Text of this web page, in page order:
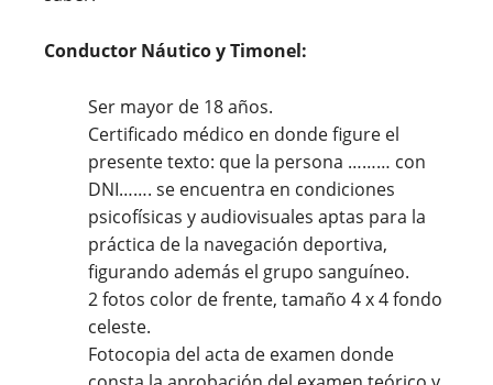
Conductor Náutico y Timonel:
Ser mayor de 18 años.
Certificado médico en donde figure el
presente texto: que la persona ……… con
DNI……. se encuentra en condiciones
psicofísicas y audiovisuales aptas para la
práctica de la navegación deportiva,
figurando además el grupo sanguíneo.
2 fotos color de frente, tamaño 4 x 4 fondo
celeste.
Fotocopia del acta de examen donde